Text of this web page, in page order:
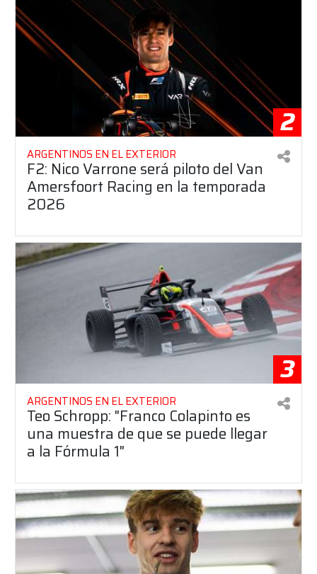
2
ARGENTINOS EN EL EXTERIOR
F2: Nico Varrone será piloto del Van
Amersfoort Racing en la temporada
2026
3
ARGENTINOS EN EL EXTERIOR
Teo Schropp: "Franco Colapinto es
una muestra de que se puede llegar
a la Fórmula 1"